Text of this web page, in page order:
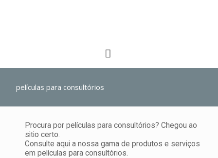
películas para consultórios
Procura por películas para consultórios? Chegou ao
sitio certo.
Consulte aqui a nossa gama de produtos e serviços
em películas para consultórios.